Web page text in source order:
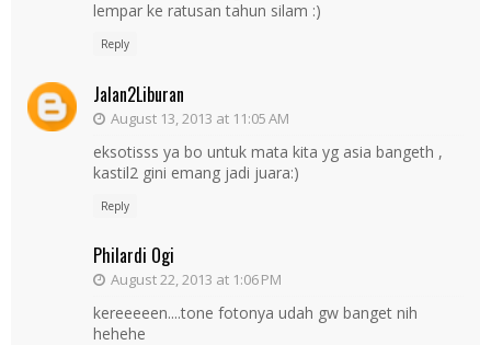
lempar ke ratusan tahun silam :)
Reply
Jalan2Liburan
August 13, 2013 at 11:05 AM
eksotisss ya bo untuk mata kita yg asia bangeth ,
kastil2 gini emang jadi juara:)
Reply
Philardi Ogi
August 22, 2013 at 1:06 PM
kereeeeen....tone fotonya udah gw banget nih
hehehe